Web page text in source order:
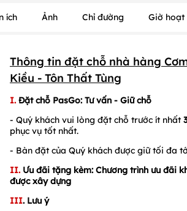
ích Ảnh Chỉ đường Giờ hoạt
Thông tin đặt chỗ nhà hàng
Kiều - Tôn Thất Tùng
I. Đặt chỗ PasGo: Tư vấn - Giữ chỗ
- Quý khách vui lòng đặt chỗ trước ít nhất
phục vụ tốt nhất.
- Bàn đặt của Quý khách được giữ tối đa
II. Ưu đãi tặng kèm: Chương trình ưu đãi
được xây dựng
III. Lưu ý
/1